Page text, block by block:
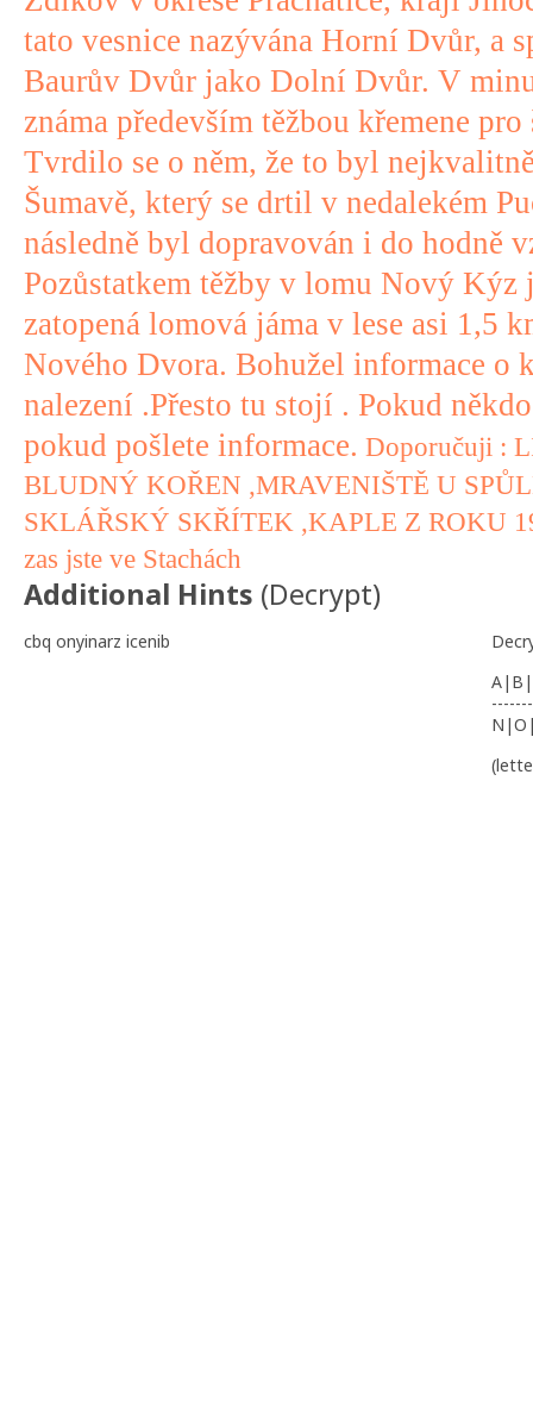
tato vesnice nazývána Horní Dvůr, a
Baurův Dvůr jako Dolní Dvůr. V
známa především těžbou křemene
Tvrdilo se o něm, že to byl
Šumavě, který se drtil v nedalekém
následně byl dopravován i do hodně
Pozůstatkem těžby v lomu Nový Kýz
zatopená lomová jáma v lese asi 1,5
Nového Dvora. Bohužel informace o
nalezení .Přesto tu stojí . Pokud
pokud pošlete informace. Doporučuji :
BLUDNÝ KOŘEN ,MRAVENIŠTĚ U
SKLÁŘSKÝ SKŘÍTEK ,KAPLE Z ROKU
zas jste ve Stachách
Additional Hints (Decrypt)
cbq onyinarz icenib